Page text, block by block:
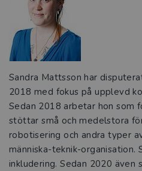
Sandra Mattsson har
2018 med fokus på upplevd
Sedan 2018 arbetar hon som
stöttar små och medelstora
robotisering och andra typer
människa-teknik-organisation.
inkludering. Sedan 2020 även